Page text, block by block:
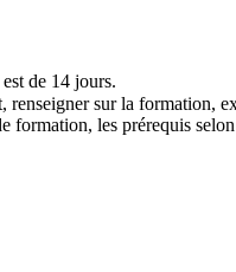
de 14 jours.
renseigner sur la formation,
formation, les prérequis